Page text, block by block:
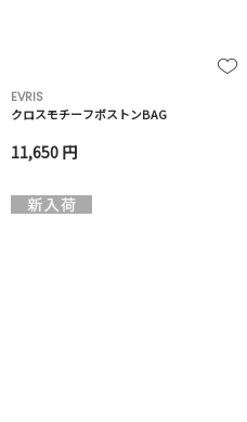
EVRIS
クロスモチーフボストンBAG
11,650 円